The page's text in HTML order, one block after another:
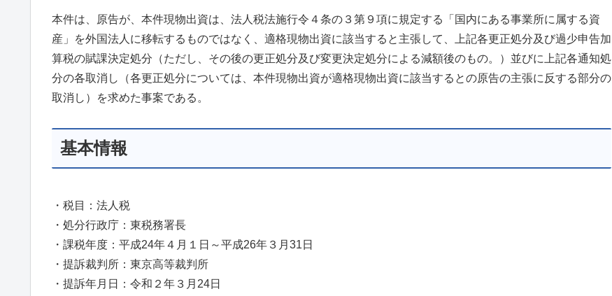
本件は、原告が、本件現物出資は、法人税法施行令４条の３第９項に規定する「国内にある事業所に属する資
産」を外国法人に移転するものではなく、適格現物出資に該当すると主張して、上記各更正処分及び過少申告加
算税の賦課決定処分（ただし、その後の更正処分及び変更決定処分による減額後のもの。）並びに上記各通知処
分の各取消し（各更正処分については、本件現物出資が適格現物出資に該当するとの原告の主張に反する部分の
取消し）を求めた事案である。
基本情報
・税目：法人税
・処分行政庁：東税務署長
・課税年度：平成24年４月１日～平成26年３月31日
・提訴裁判所：東京高等裁判所
・提訴年月日：令和２年３月24日